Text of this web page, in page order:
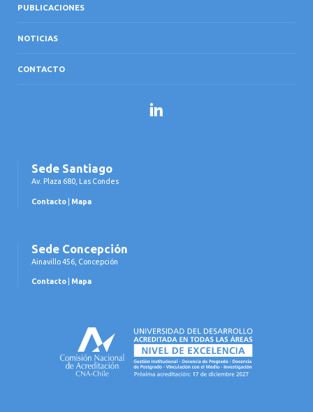
PUBLICACIONES
NOTICIAS
CONTACTO
LinkedIn
Sede Santiago
Av. Plaza 680, Las Condes
Contacto Mapa
Sede Concepción
Ainavillo 456, Concepción
Contacto Mapa